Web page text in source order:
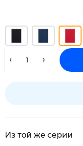
Из той же серии